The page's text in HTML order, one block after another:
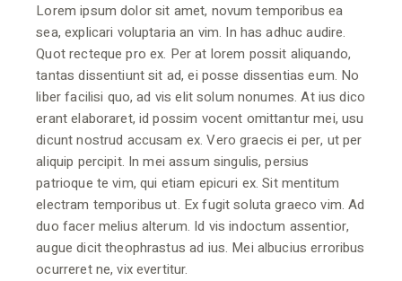
Lorem ipsum dolor sit amet, novum temporibus ea
sea, explicari voluptaria an vim. In has adhuc audire.
Quot recteque pro ex. Per at lorem possit aliquando,
tantas dissentiunt sit ad, ei posse dissentias eum. No
liber facilisi quo, ad vis elit solum nonumes. At ius dico
erant elaboraret, id possim vocent omittantur mei, usu
dicunt nostrud accusam ex. Vero graecis ei per, ut per
aliquip percipit. In mei assum singulis, persius
patrioque te vim, qui etiam epicuri ex. Sit mentitum
electram temporibus ut. Ex fugit soluta graeco vim. Ad
duo facer melius alterum. Id vis indoctum assentior,
augue dicit theophrastus ad ius. Mei albucius erroribus
ocurreret ne, vix evertitur.